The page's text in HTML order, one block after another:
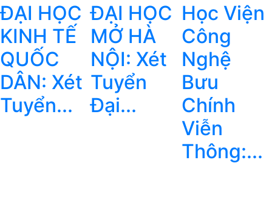
ĐẠI HỌC
KINH TẾ
QUỐC
DÂN: Xét
Tuyển...
ĐẠI HỌC
MỞ HÀ
NỘI: Xét
Tuyển
Đại...
Học Viện
Công
Nghệ
Bưu
Chính
Viễn
Thông:...